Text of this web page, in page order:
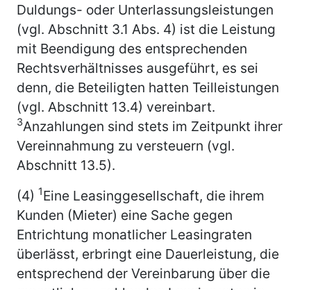
Duldungs- oder Unterlassungsleistungen
(vgl. Abschnitt 3.1 Abs. 4) ist die Leistung
mit Beendigung des entsprechenden
Rechtsverhältnisses ausgeführt, es sei
denn, die Beteiligten hatten Teilleistungen
(vgl. Abschnitt 13.4) vereinbart.
3Anzahlungen sind stets im Zeitpunkt ihrer
Vereinnahmung zu versteuern (vgl.
Abschnitt 13.5).
(4) 1Eine Leasinggesellschaft, die ihrem
Kunden (Mieter) eine Sache gegen
Entrichtung monatlicher Leasingraten
überlässt, erbringt eine Dauerleistung, die
entsprechend der Vereinbarung über die